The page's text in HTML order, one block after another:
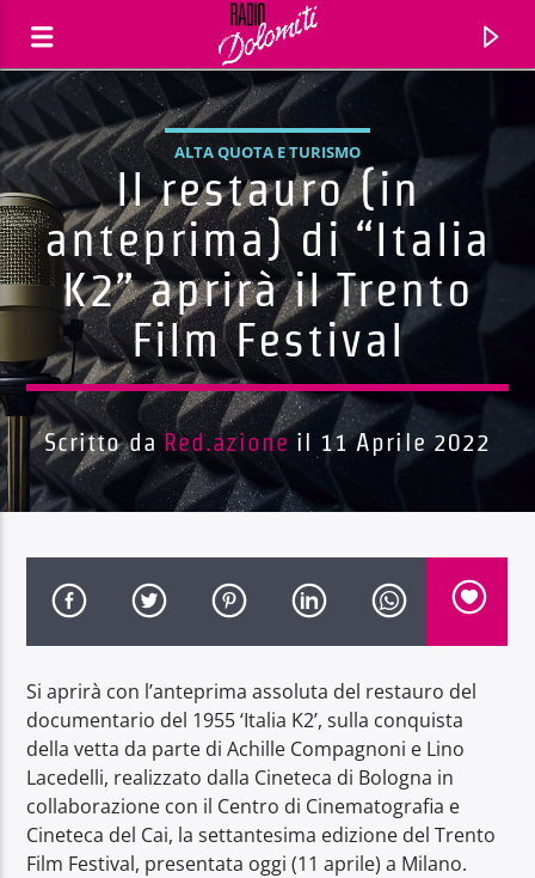
Traccia corrente
Titolo
Artista
Radio Dolomiti
ALTA QUOTA E TURISMO
Il restauro (in
anteprima) di “Italia
K2” aprirà il Trento
Film Festival
Scritto da Red.azione il 11 Aprile 2022
Si aprirà con l’anteprima assoluta del restauro del
documentario del 1955 ‘Italia K2’, sulla conquista
della vetta da parte di Achille Compagnoni e Lino
Lacedelli, realizzato dalla Cineteca di Bologna in
collaborazione con il Centro di Cinematografia e
Cineteca del Cai, la settantesima edizione del Trento
Film Festival, presentata oggi (11 aprile) a Milano.